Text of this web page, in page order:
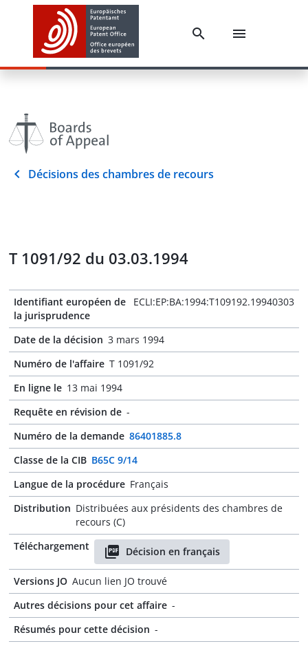
Décisions des chambres de recours
T 1091/92 du 03.03.1994
Identifiant européen de
la jurisprudence
ECLI:EP:BA:1994:T109192.19940303
Date de la décision 3 mars 1994
Numéro de l'affaire T 1091/92
En ligne le 13 mai 1994
Requête en révision de -
Numéro de la demande 86401885.8
Classe de la CIB B65C 9/14
Langue de la procédure Français
Distribution Distribuées aux présidents des chambres de
recours (C)
Téléchargement
Décision en français
Versions JO Aucun lien JO trouvé
Autres décisions pour cet affaire -
Résumés pour cette décision -